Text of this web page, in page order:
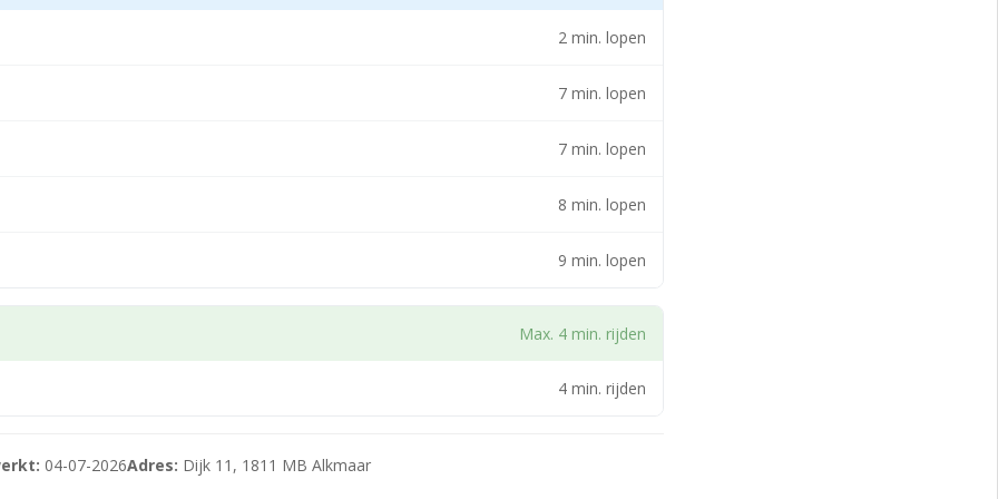
diverse kamers te betreden voorzien van diverse gemeenschappelijke
2 min. lopen
7 min. lopen
7 min. lopen
8 min. lopen
9 min. lopen
Max. 4 min. rijden
4 min. rijden
04-07-2026Adres: Dijk 11, 1811 MB Alkmaar